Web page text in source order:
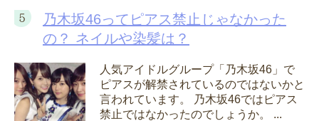
乃木坂46ってピアス禁止じゃなかった
の？ ネイルや染髪は？
人気アイドルグループ「乃木坂46」で
ピアスが解禁されているのではないかと
言われています。 乃木坂46ではピアス
禁止ではなかったのでしょうか。 ...